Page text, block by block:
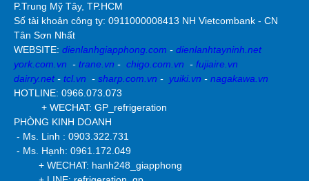
P.Trung Mỹ Tây, TP.HCM
Số tài khoản công ty: 0911000008413 NH Vietcombank - CN
Tân Sơn Nhất
WEBSITE: dienlanhgiapphong.com - dienlanhtayninh.net
york.com.vn - trane.vn - chigo.com.vn - fujiaire.vn
dairry.net- tcl.vn - sharp.com.vn - yuiki.vn - nagakawa.vn
HOTLINE: 0966.073.073
+ WECHAT: GP_refrigeration
PHÒNG KINH DOANH
- Ms. Linh : 0903.322.731
- Ms. Hạnh: 0961.172.049
+ WECHAT: hanh248_giapphong